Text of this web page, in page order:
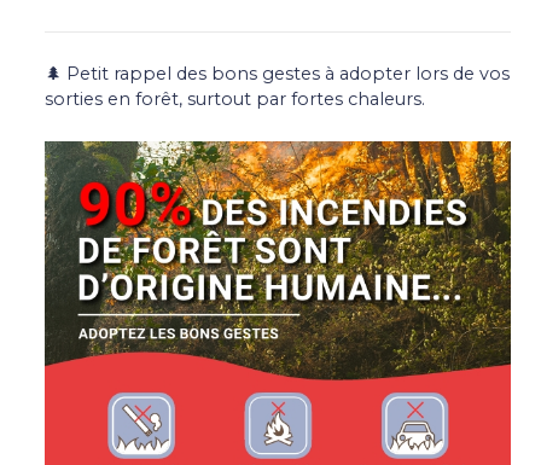
🌲 Petit rappel des bons gestes à adopter lors de vos
sorties en forêt, surtout par fortes chaleurs.